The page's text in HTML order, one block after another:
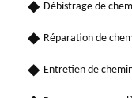
Débistrage de
Réparation de
Entretien de